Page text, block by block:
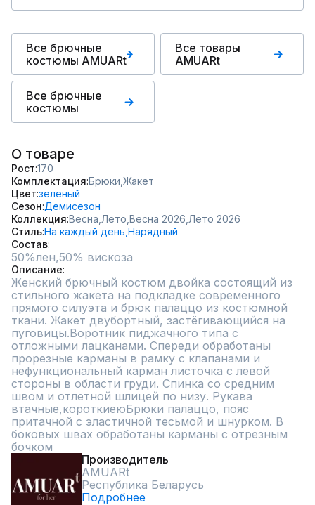
Все брючные
костюмы AMUARt
Все товары
AMUARt
Все брючные
костюмы
О товаре
Рост 170
Комплектация Брюки, Жакет
Цвет зеленый
Сезон Демисезон
Коллекция Весна, Лето, Весна 2026, Лето 2026
СтильНа каждый день, Нарядный
Состав
50%лен,50% вискоза
Описание
Женский брючный костюм двойка состоящий из
стильного жакета на подкладке современного
прямого силуэта и брюк палаццо из костюмной
ткани. Жакет двубортный, застёгивающийся на
пуговицы.Воротник пиджачного типа с
отложными лацканами. Спереди обработаны
прорезные карманы в рамку с клапанами и
нефункциональный карман листочка с левой
стороны в области груди. Спинка со средним
швом и отлетной шлицей по низу. Рукава
втачные,короткиеюБрюки палаццо, пояс
притачной с эластичной тесьмой и шнурком. В
боковых швах обработаны карманы с отрезным
бочком
Производитель
AMUARt
Республика Беларусь
Подробнее